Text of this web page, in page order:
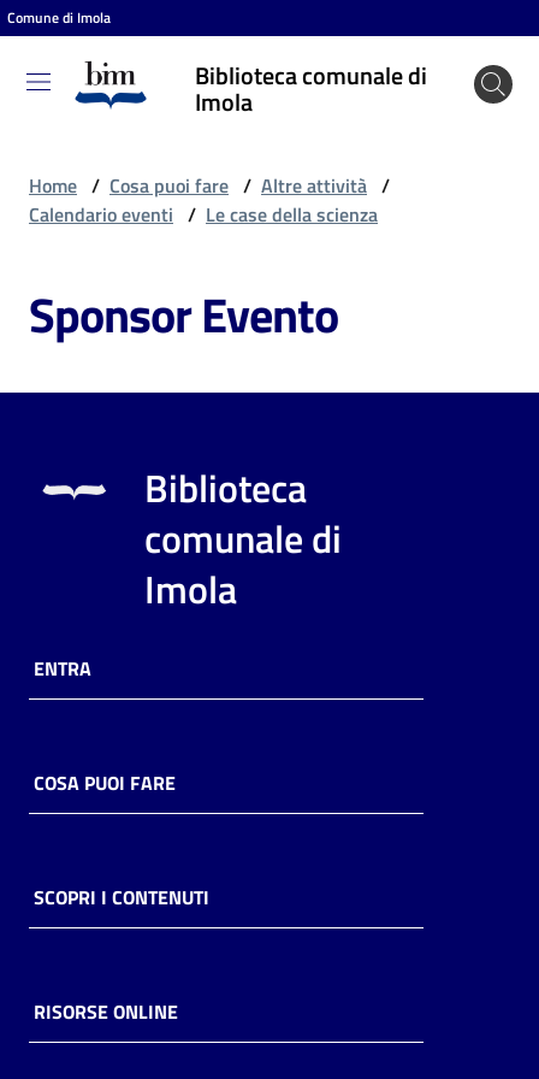
Vai al contenuto
Vai alla navigazione
Vai al footer
Comune di Imola
Biblioteca comunale di
Imola
Biblioteca
comunale
puoi
Risorse
online
Casa
Piani
storico
Home / Cosa puoi fare / Altre attività /
Calendario eventi / Le case della scienza
Sponsor Evento
Biblioteca
comunale di
Imola
ENTRA
COSA PUOI FARE
SCOPRI I CONTENUTI
RISORSE ONLINE